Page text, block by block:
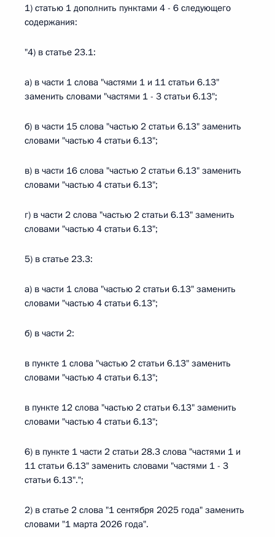
1) статью 1 дополнить пунктами 4 - 6 следующего
содержания:
"4) в статье 23.1:
а) в части 1 слова "частями 1 и 11 статьи 6.13"
заменить словами "частями 1 - 3 статьи 6.13";
б) в части 15 слова "частью 2 статьи 6.13" заменить
словами "частью 4 статьи 6.13";
в) в части 16 слова "частью 2 статьи 6.13" заменить
словами "частью 4 статьи 6.13";
г) в части 2 слова "частью 2 статьи 6.13" заменить
словами "частью 4 статьи 6.13";
5) в статье 23.3:
а) в части 1 слова "частью 2 статьи 6.13" заменить
словами "частью 4 статьи 6.13";
б) в части 2:
в пункте 1 слова "частью 2 статьи 6.13" заменить
словами "частью 4 статьи 6.13";
в пункте 12 слова "частью 2 статьи 6.13" заменить
словами "частью 4 статьи 6.13";
6) в пункте 1 части 2 статьи 28.3 слова "частями 1 и
11 статьи 6.13" заменить словами "частями 1 - 3
статьи 6.13".";
2) в статье 2 слова "1 сентября 2025 года" заменить
словами "1 марта 2026 года".